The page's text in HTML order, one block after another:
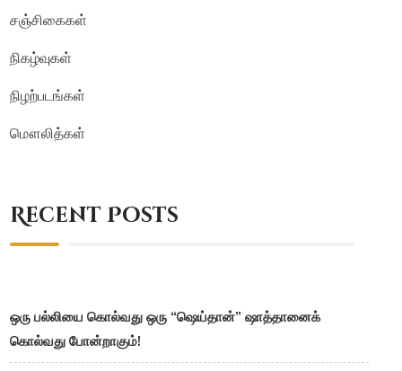
சஞ்சிகைகள்
நிகழ்வுகள்
நிழற்படங்கள்
மௌலித்கள்
Recent Posts
ஒரு பல்லியை கொல்வது ஒரு “ஷெய்தான்” ஷாத்தானைக்
கொல்வது போன்றாகும்!